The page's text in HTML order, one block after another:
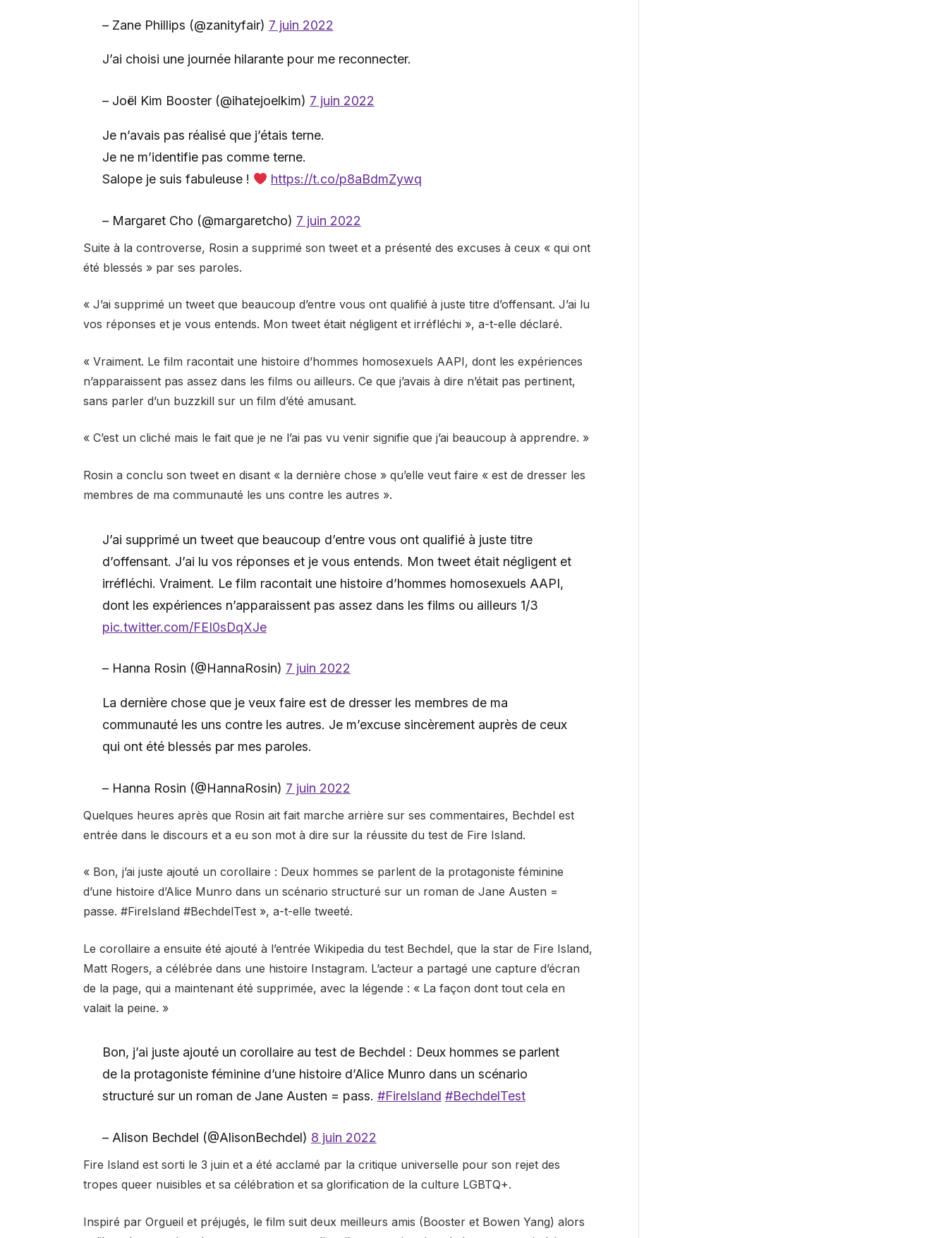
– Zane Phillips (@zanityfair) 7 juin 2022
J’ai choisi une journée hilarante pour me reconnecter.
– Joël Kim Booster (@ihatejoelkim) 7 juin 2022
Je n’avais pas réalisé que j’étais terne.
Je ne m’identifie pas comme terne.
Salope je suis fabuleuse !
https://t.co/p8aBdmZywq
– Margaret Cho (@margaretcho) 7 juin 2022
Suite à la controverse, Rosin a supprimé son tweet et a présenté des excuses à ceux « qui ont
été blessés » par ses paroles.
« J’ai supprimé un tweet que beaucoup d’entre vous ont qualifié à juste titre d’offensant. J’ai lu
vos réponses et je vous entends. Mon tweet était négligent et irréfléchi », a-t-elle déclaré.
« Vraiment. Le film racontait une histoire d’hommes homosexuels AAPI, dont les expériences
n’apparaissent pas assez dans les films ou ailleurs. Ce que j’avais à dire n’était pas pertinent,
sans parler d’un buzzkill sur un film d’été amusant.
« C’est un cliché mais le fait que je ne l’ai pas vu venir signifie que j’ai beaucoup à apprendre. »
Rosin a conclu son tweet en disant « la dernière chose » qu’elle veut faire « est de dresser les
membres de ma communauté les uns contre les autres ».
J’ai supprimé un tweet que beaucoup d’entre vous ont qualifié à juste titre
d’offensant. J’ai lu vos réponses et je vous entends. Mon tweet était négligent et
irréfléchi. Vraiment. Le film racontait une histoire d’hommes homosexuels AAPI,
dont les expériences n’apparaissent pas assez dans les films ou ailleurs 1/3
pic.twitter.com/FEI0sDqXJe
– Hanna Rosin (@HannaRosin) 7 juin 2022
La dernière chose que je veux faire est de dresser les membres de ma
communauté les uns contre les autres. Je m’excuse sincèrement auprès de ceux
qui ont été blessés par mes paroles.
– Hanna Rosin (@HannaRosin) 7 juin 2022
Quelques heures après que Rosin ait fait marche arrière sur ses commentaires, Bechdel est
entrée dans le discours et a eu son mot à dire sur la réussite du test de Fire Island.
« Bon, j’ai juste ajouté un corollaire : Deux hommes se parlent de la protagoniste féminine
d’une histoire d’Alice Munro dans un scénario structuré sur un roman de Jane Austen =
passe. #FireIsland #BechdelTest », a-t-elle tweeté.
Le corollaire a ensuite été ajouté à l’entrée Wikipedia du test Bechdel, que la star de Fire Island,
Matt Rogers, a célébrée dans une histoire Instagram. L’acteur a partagé une capture d’écran
de la page, qui a maintenant été supprimée, avec la légende : « La façon dont tout cela en
valait la peine. »
Bon, j’ai juste ajouté un corollaire au test de Bechdel : Deux hommes se parlent
de la protagoniste féminine d’une histoire d’Alice Munro dans un scénario
structuré sur un roman de Jane Austen = pass. #FireIsland #BechdelTest
– Alison Bechdel (@AlisonBechdel) 8 juin 2022
Fire Island est sorti le 3 juin et a été acclamé par la critique universelle pour son rejet des
tropes queer nuisibles et sa célébration et sa glorification de la culture LGBTQ+.
Inspiré par Orgueil et préjugés, le film suit deux meilleurs amis (Booster et Bowen Yang) alors